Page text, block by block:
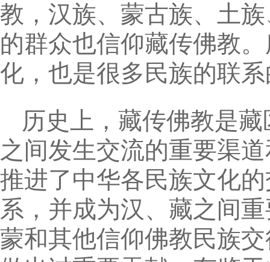
教，汉族、蒙古族、土
的群众也信仰藏传佛教
化，也是很多民族的联
历史上，藏传佛教是
之间发生交流的重要渠
推进了中华各民族文化
系，并成为汉、藏之间
蒙和其他信仰佛教民族